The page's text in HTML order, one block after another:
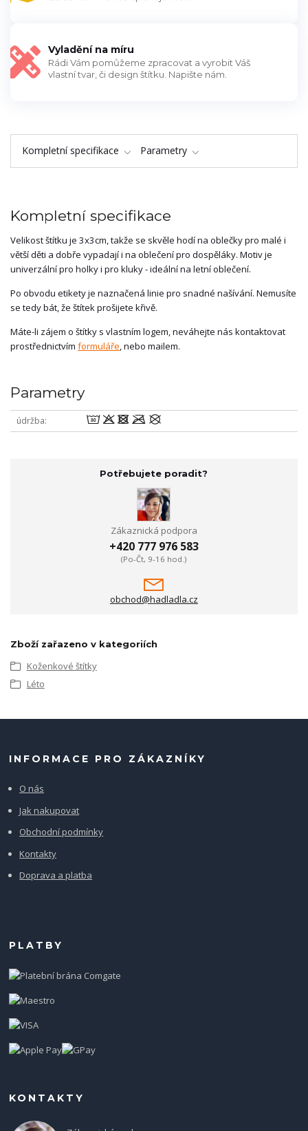
Vyladění na míru
Rádi Vám pomůžeme zpracovat a vyrobit Váš
vlastní tvar, či design štítku. Napište nám.
Kompletní specifikace Parametry
Kompletní specifikace
Velikost štítku je 3x3cm, takže se skvěle hodí na oblečky pro malé i
větší děti a dobře vypadají i na oblečení pro dospěláky. Motiv je
univerzální pro holky i pro kluky - ideální na letní oblečení.
Po obvodu etikety je naznačená linie pro snadné našívání. Nemusíte
se tedy bát, že štítek prošijete křivě.
Máte-li zájem o štítky s vlastním logem, neváhejte nás kontaktovat
prostřednictvím formuláře, nebo mailem.
Parametry
údržba wodmU
Potřebujete poradit?
Zákaznická podpora
+420 777 976 583
(Po-Čt, 9-16 hod.)
obchod@hadladla.cz
Zboží zařazeno v kategoriích
Koženkové štítky
Léto
INFORMACE PRO ZÁKAZNÍKY
O nás
Jak nakupovat
Obchodní podmínky
Kontakty
Doprava a platba
PLATBY
KONTAKTY